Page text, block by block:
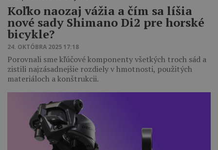
Koľko naozaj vážia a čím sa líšia
nové sady Shimano Di2 pre horské
bicykle?
24. OKTÓBRA 2025 17:18
Porovnali sme kľúčové komponenty všetkých troch sád a
zistili najzásadnejšie rozdiely v hmotnosti, použitých
materiáloch a konštrukcii.